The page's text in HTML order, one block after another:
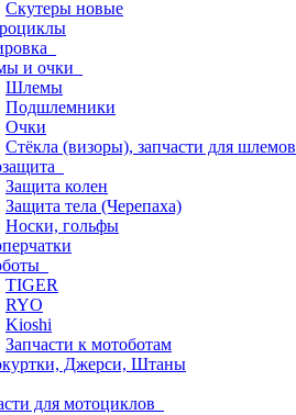
Скутеры новые
и очки
Шлемы
Подшлемники
Очки
Стёкла (визоры), запчасти для шлемов
Защита колен
Защита тела (Черепаха)
Носки, гольфы
TIGER
RYO
Kioshi
Запчасти к мотоботам
Джерси, Штаны
для мотоциклов